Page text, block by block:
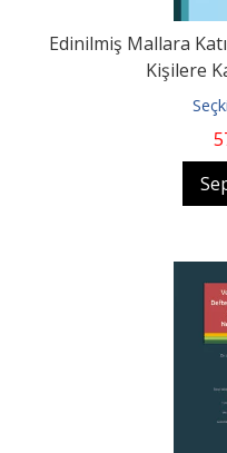
Edinilmiş Mallara
Kişilere